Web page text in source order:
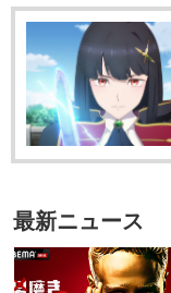
最新ニュース